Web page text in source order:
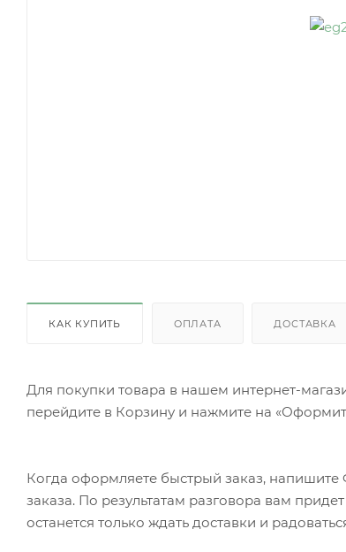
КАК КУПИТЬ ОПЛАТА ДОСТАВКА
Для покупки товара в нашем интернет-
перейдите в Корзину и нажмите на
Когда оформляете быстрый заказ,
заказа. По результатам разговора вам
останется только ждать доставки и